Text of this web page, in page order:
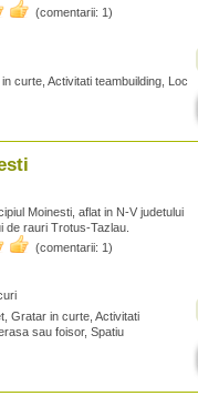
(comentarii: 1)
curte, Activitati teambuilding, Loc
Moinesti, aflat in N-V judetului
de rauri Trotus-Tazlau.
(comentarii: 1)
Gratar in curte, Activitati
sau foisor, Spatiu